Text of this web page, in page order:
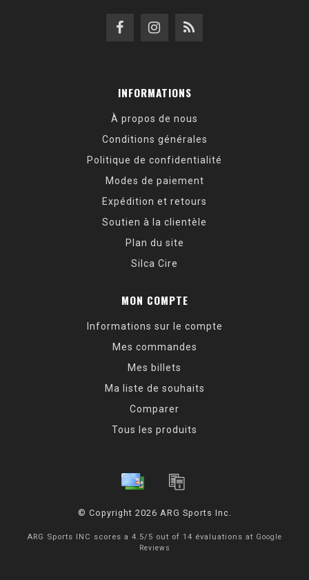
INFORMATIONS
À propos de nous
Conditions générales
Politique de confidentialité
Modes de paiement
Expédition et retours
Soutien à la clientèle
Plan du site
Silca Cire
MON COMPTE
Informations sur le compte
Mes commandes
Mes billets
Ma liste de souhaits
Comparer
Tous les produits
© Copyright 2026 ARG Sports Inc.
ARG Sports INC scores a 4.5/ 5 out of 14 évaluations at Google
Reviews